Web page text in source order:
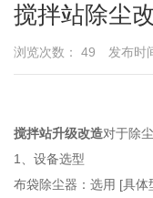
搅拌站除尘
浏览次数： 49 发布时
搅拌站升级改造对于除
1、设备选型
布袋除尘器：选用 [具